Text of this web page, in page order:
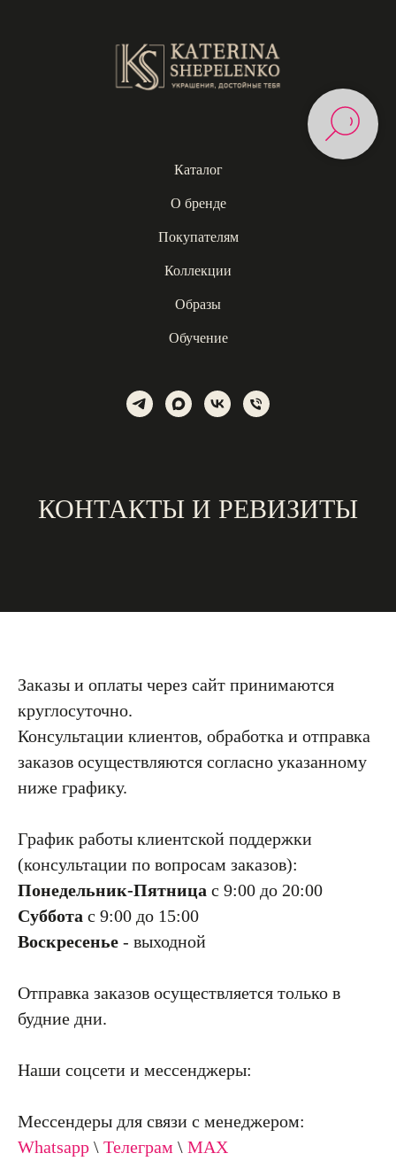
Каталог
О бренде
Покупателям
Коллекции
Образы
Обучение
КОНТАКТЫ И РЕВИЗИТЫ
Заказы и оплаты через сайт принимаются
круглосуточно.
Консультации клиентов, обработка и отправка
заказов осуществляются согласно указанному
ниже графику.
График работы клиентской поддержки
(консультации по вопросам заказов):
Понедельник-Пятница с 9:00 до 20:00
Суббота с 9:00 до 15:00
Воскресенье - выходной
Отправка заказов осуществляется только в
будние дни.
Наши соцсети и мессенджеры:
Мессендеры для связи с менеджером:
Whatsapp \ Телеграм \ МАХ